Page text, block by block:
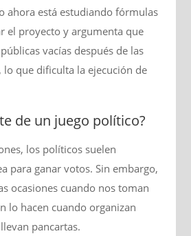
ahora está estudiando fórmulas
el proyecto y argumenta que
vacías después de las
lo que dificulta la ejecución de
de un juego político?
los políticos suelen
para ganar votos. Sin embargo,
ocasiones cuando nos toman
lo hacen cuando organizan
pancartas.